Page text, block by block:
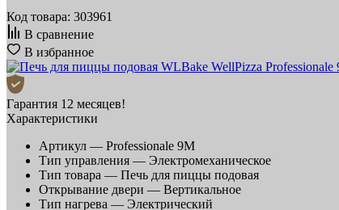
Код товара: 303961
В сравнение
В избранное
Гарантия 12 месяцев!
Характеристики
Артикул — Professionale 9M
Тип управления — Электромеханическое
Тип товара — Печь для пиццы подовая
Открывание двери — Вертикальное
Тип нагрева — Электрический